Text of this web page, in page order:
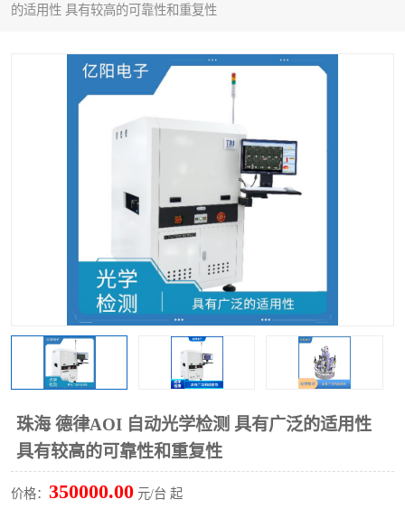
的适用性 具有较高的可靠性和重复性
珠海 德律AOI 自动光学检测 具有广泛的适用性
具有较高的可靠性和重复性
价格： 350000.00 元/台 起
TR5001
自动光学检测TR7710 XS全自动高速贴片机
TX 全自动高速贴片机